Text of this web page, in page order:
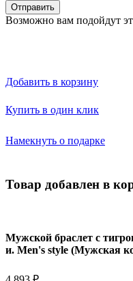
Отправить
Возможно вам подойдут
Добавить в корзину
Купить в один клик
Намекнуть о подарке
Товар добавлен в
Мужской браслет с
и. Men's style (Мужская